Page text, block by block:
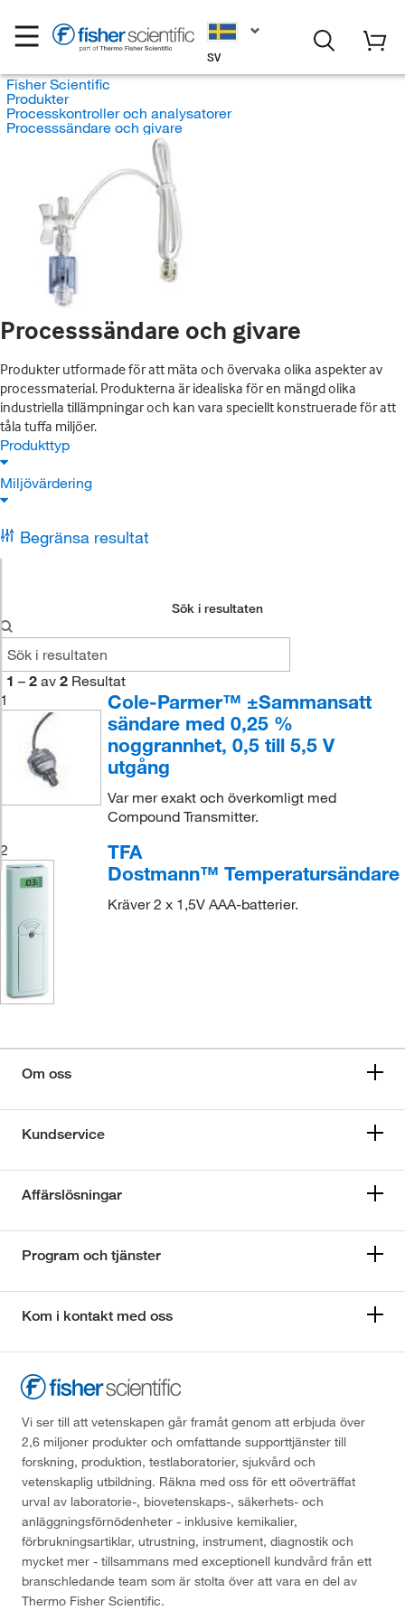
SV
Fisher Scientific
Produkter
Processkontroller och analysatorer
Processsändare och givare
Processsändare och givare
Produkter utformade för att mäta och övervaka olika aspekter av
processmaterial. Produkterna är idealiska för en mängd olika
industriella tillämpningar och kan vara speciellt konstruerade för att
tåla tuffa miljöer.
Produkttyp
Miljövärdering
Begränsa resultat
Sök i resultaten
1 – 2 av 2 Resultat
1
Cole-Parmer™ ±Sammansatt
sändare med 0,25 %
noggrannhet, 0,5 till 5,5 V
utgång
Var mer exakt och överkomligt med
Compound Transmitter.
2
TFA
Dostmann™ Temperatursändare
Kräver 2 x 1,5V AAA-batterier.
Om oss
Kundservice
Affärslösningar
Program och tjänster
Kom i kontakt med oss
Vi ser till att vetenskapen går framåt genom att erbjuda över
2,6 miljoner produkter och omfattande supporttjänster till
forskning, produktion, testlaboratorier, sjukvård och
vetenskaplig utbildning. Räkna med oss för ett oöverträffat
urval av laboratorie-, biovetenskaps-, säkerhets- och
anläggningsförnödenheter - inklusive kemikalier,
förbrukningsartiklar, utrustning, instrument, diagnostik och
mycket mer - tillsammans med exceptionell kundvård från ett
branschledande team som är stolta över att vara en del av
Thermo Fisher Scientific.